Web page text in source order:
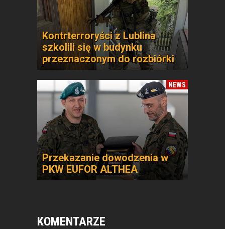
Kontrterroryści z Lublina
szkolili się w budynku
przeznaczonym do rozbiórki
NEWS
Przekazanie dowodzenia w
PKW EUFOR ALTHEA
KOMENTARZE